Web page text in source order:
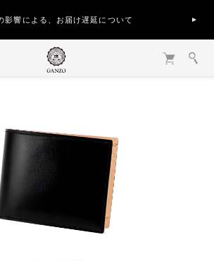
影響による、お届け遅延について